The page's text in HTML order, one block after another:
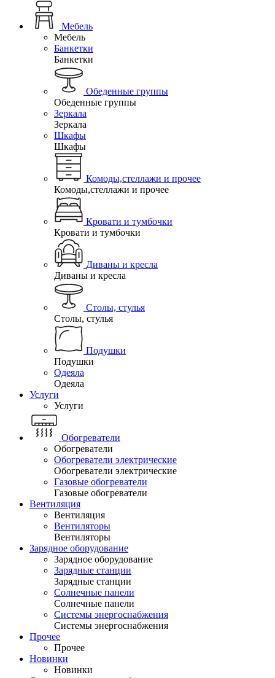
Мебель
Мебель
Банкетки
Банкетки
Обеденные группы
Обеденные группы
Зеркала
Зеркала
Шкафы
Шкафы
Комоды,стеллажи и прочее
Комоды,стеллажи и прочее
Кровати и тумбочки
Кровати и тумбочки
Диваны и кресла
Диваны и кресла
Столы, стулья
Столы, стулья
Подушки
Подушки
Одеяла
Одеяла
Услуги
Услуги
Обогреватели
Обогреватели
Обогреватели электрические
Обогреватели электрические
Газовые обогреватели
Газовые обогреватели
Вентиляция
Вентиляция
Вентиляторы
Вентиляторы
Зарядное оборудование
Зарядное оборудование
Зарядные станции
Зарядные станции
Солнечные панели
Солнечные панели
Системы энергоснабжения
Системы энергоснабжения
Прочее
Прочее
Новинки
Новинки